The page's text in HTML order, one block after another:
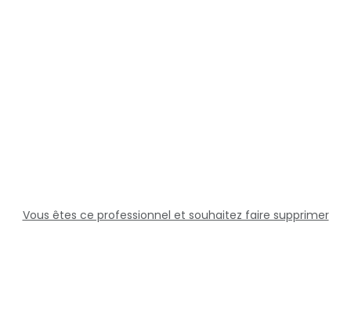
Vous êtes ce professionnel et souhaitez faire supprimer